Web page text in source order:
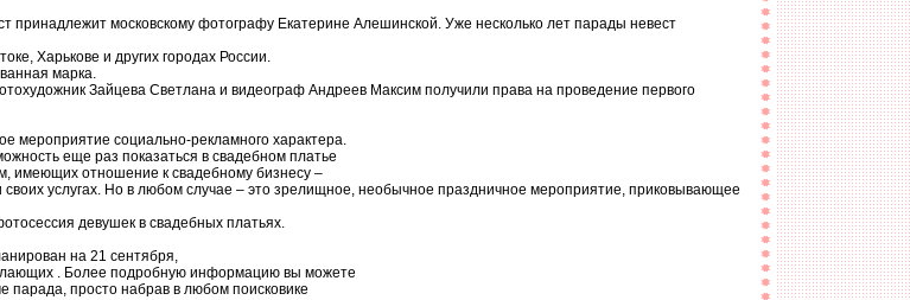
принадлежит московскому фотографу Екатерине Алешинской. Уже несколько лет парады невест
Харькове и других городах России.
марка.
Зайцева Светлана и видеограф Андреев Максим получили права на проведение первого
мероприятие социально-рекламного характера.
еще раз показаться в свадебном платье
имеющих отношение к свадебному бизнесу –
своих услугах. Но в любом случае – это зрелищное, необычное праздничное мероприятие, приковывающее
девушек в свадебных платьях.
на 21 сентября,
. Более подробную информацию вы можете
просто набрав в любом поисковике